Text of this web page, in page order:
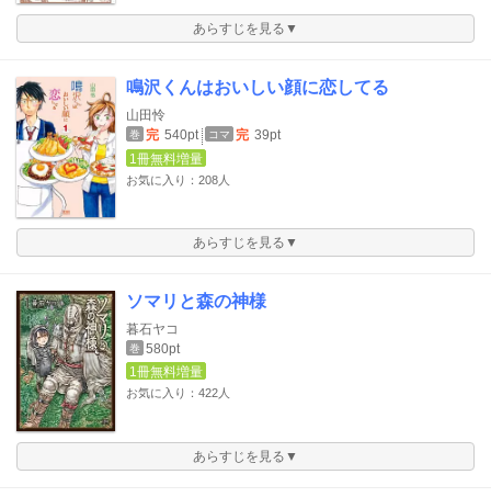
あらすじを見る▼
鳴沢くんはおいしい顔に恋してる
山田怜
巻 完 540pt コマ 完 39pt
1冊無料増量
お気に入り：208人
あらすじを見る▼
ソマリと森の神様
暮石ヤコ
巻 580pt
1冊無料増量
お気に入り：422人
あらすじを見る▼